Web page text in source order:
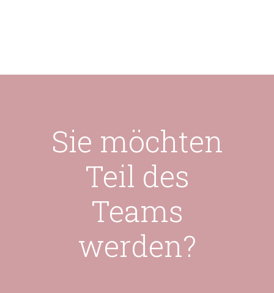
Sie möchten
Teil des
Teams
werden?